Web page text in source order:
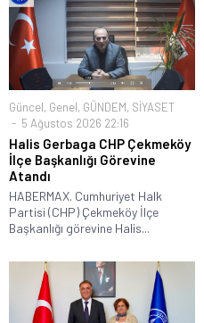
Güncel, Genel, GÜNDEM, SİYASET
5 Ağustos 2026 22:16
Halis Gerbaga CHP Çekmeköy
İlçe Başkanlığı Görevine
Atandı
HABERMAX. Cumhuriyet Halk
Partisi (CHP) Çekmeköy İlçe
Başkanlığı görevine Halis...